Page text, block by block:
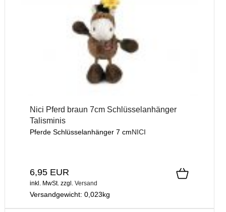
Nici Pferd braun 7cm Schlüsselanhänger
Talisminis
Pferde Schlüsselanhänger 7 cmNICI
6,95 EUR
inkl. MwSt. zzgl. Versand
Versandgewicht: 0,023kg